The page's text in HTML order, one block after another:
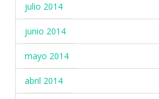
julio 2014
junio 2014
mayo 2014
abril 2014